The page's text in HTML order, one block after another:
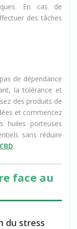
Un avis médical
En cas de
des tâches
de dépendance
la tolérance et
des produits de
et commencez
huiles porteuses
sans réduire
face au